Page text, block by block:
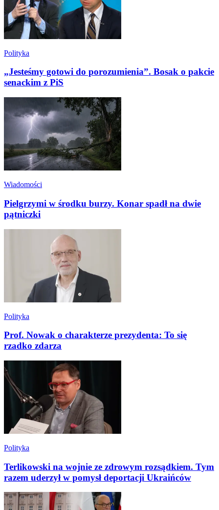
Polityka
„Jesteśmy gotowi do porozumienia”. Bosak o pakcie
senackim z PiS
Wiadomości
Pielgrzymi w środku burzy. Konar spadł na dwie
pątniczki
Polityka
Prof. Nowak o charakterze prezydenta: To się
rzadko zdarza
Polityka
Terlikowski na wojnie ze zdrowym rozsądkiem. Tym
razem uderzył w pomysł deportacji Ukraińców